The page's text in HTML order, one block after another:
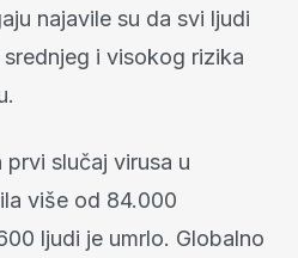
najavile su da svi ljudi
i visokog rizika
slučaj virusa u
više od 84.000
ljudi je umrlo. Globalno